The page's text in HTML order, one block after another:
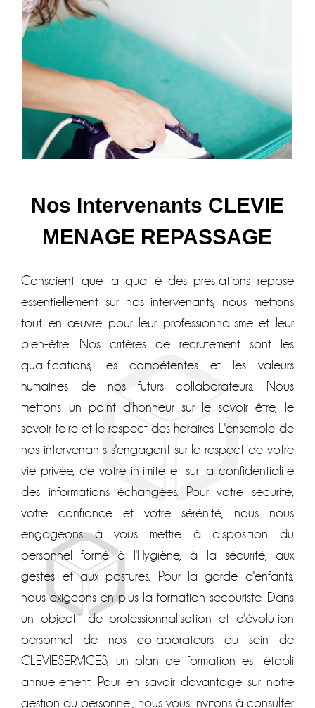
Nos Intervenants CLEVIE
MENAGE REPASSAGE
Conscient que la qualité des prestations repose
essentiellement sur nos intervenants, nous mettons
tout en œuvre pour leur professionnalisme et leur
bien-être. Nos critères de recrutement sont les
qualifications, les compétentes et les valeurs
humaines de nos futurs collaborateurs. Nous
mettons un point d'honneur sur le savoir être, le
savoir faire et le respect des horaires. L'ensemble de
nos intervenants s'engagent sur le respect de votre
vie privée, de votre intimité et sur la confidentialité
des informations échangées. Pour votre sécurité,
votre confiance et votre sérénité, nous nous
engageons à vous mettre à disposition du
personnel formé à l'Hygiène, à la sécurité, aux
gestes et aux postures. Pour la garde d'enfants,
nous exigeons en plus la formation secouriste. Dans
un objectif de professionnalisation et d'évolution
personnel de nos collaborateurs au sein de
CLEVIESERVICES, un plan de formation est établi
annuellement. Pour en savoir davantage sur notre
gestion du personnel, nous vous invitons à consulter